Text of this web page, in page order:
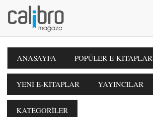
ANASAYFA POPÜLER E-KİTAPLAR
YENİ E-KİTAPLAR YAYINCILAR
KATEGORİLER